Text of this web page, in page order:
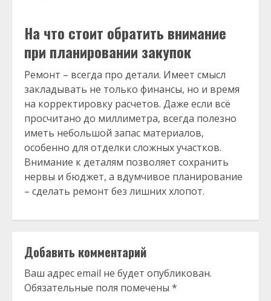
На что стоит обратить внимание
при планировании закупок
Ремонт – всегда про детали. Имеет смысл
закладывать не только финансы, но и время
на корректировку расчетов. Даже если всё
просчитано до миллиметра, всегда полезно
иметь небольшой запас материалов,
особенно для отделки сложных участков.
Внимание к деталям позволяет сохранить
нервы и бюджет, а вдумчивое планирование
– сделать ремонт без лишних хлопот.
Добавить комментарий
Ваш адрес email не будет опубликован.
Обязательные поля помечены *